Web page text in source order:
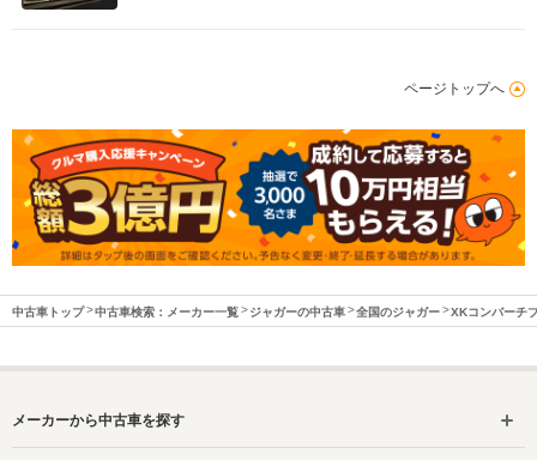
ページトップへ
中古車トップ 中古車検索：メーカー一覧 ジャガーの中古車 全国のジャガー XKコンバーチ
メーカーから中古車を探す